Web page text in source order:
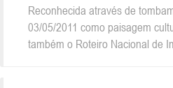
Reconhecida através de
03/05/2011 como paisagem
também o Roteiro Nacional de